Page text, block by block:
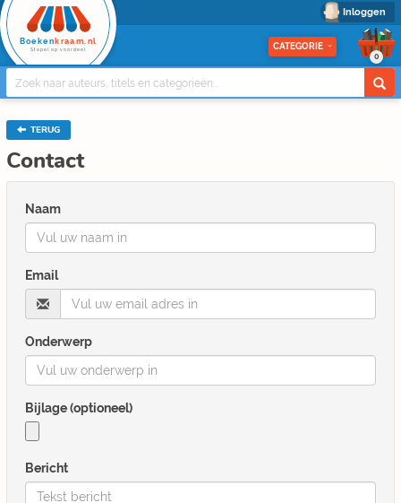
Inloggen
Boeken kraam.nl
Stapel op voordeel CATEGORIE
0
TERUG
Contact
Naam
Email
Onderwerp
Bijlage (optioneel)
Bericht